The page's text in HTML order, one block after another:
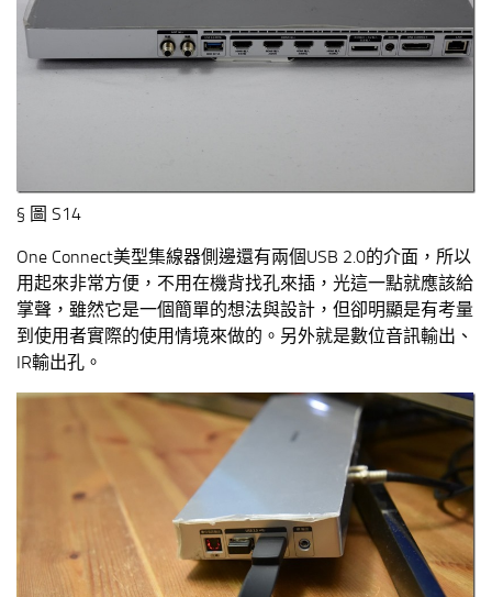
§ 圖 S14
One Connect美型集線器側邊還有兩個USB 2.0的介面，所以
用起來非常方便，不用在機背找孔來插，光這一點就應該給
掌聲，雖然它是一個簡單的想法與設計，但卻明顯是有考量
到使用者實際的使用情境來做的。另外就是數位音訊輸出、
IR輸出孔。